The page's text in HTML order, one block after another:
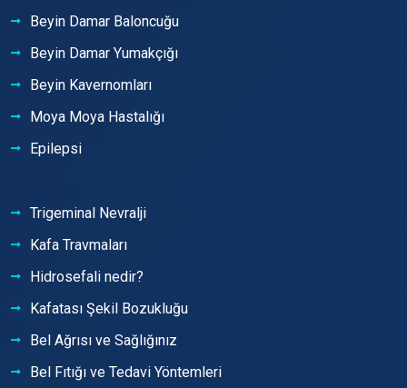
Beyin Damar Baloncuğu
Beyin Damar Yumakçığı
Beyin Kavernomları
Moya Moya Hastalığı
Epilepsi
Trigeminal Nevralji
Kafa Travmaları
Hidrosefali nedir?
Kafatası Şekil Bozukluğu
Bel Ağrısı ve Sağlığınız
Bel Fıtığı ve Tedavi Yöntemleri